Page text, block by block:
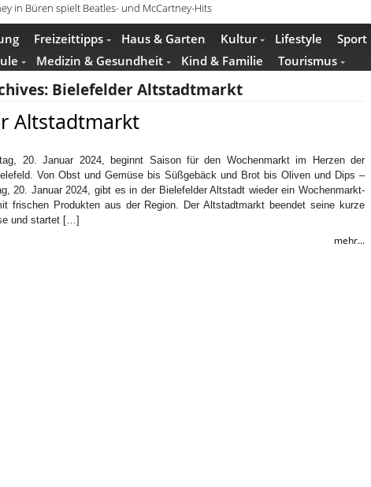
in Büren spielt Beatles- und McCartney-Hits
und Escape Room im Mindener Museum
Freizeittipps Haus & Garten Kultur Lifestyle Sport
Medizin & Gesundheit Kind & Familie Tourismus
Bielefelder Altstadtmarkt
Altstadtmarkt
20. Januar 2024, beginnt Saison für den Wochenmarkt im Herzen der
Von Obst und Gemüse bis Süßgebäck und Brot bis Oliven und Dips –
20. Januar 2024, gibt es in der Bielefelder Altstadt wieder ein Wochenmarkt-
frischen Produkten aus der Region. Der Altstadtmarkt beendet seine kurze
und startet […]
mehr...